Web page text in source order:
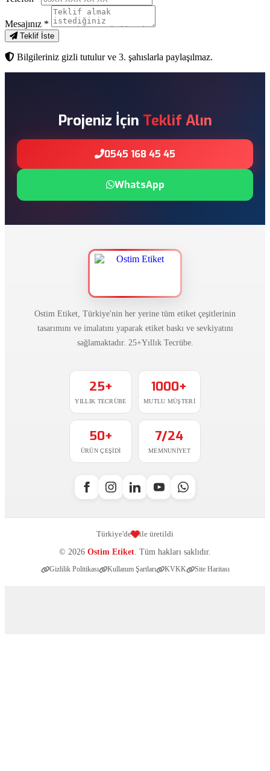
Mesajınız *
Teklif İste
Bilgileriniz gizli tutulur ve 3. şahıslarla paylaşılmaz.
Projeniz İçin Teklif Alın
0545 168 45 45
WhatsApp
Ostim Etiket, Türkiye'nin her yerine tüm etiket çeşitlerinin
tasarımını ve imalatını yaparak etiket baskı ve sevkiyatını
sağlamaktadır. 25+Yıllık Tecrübe.
25+
YILLIK TECRÜBE
1000+
MUTLU MÜŞTERI
50+
ÜRÜN ÇEŞIDI
7/24
MEMNUNIYET
© 2026 Ostim Etiket . Tüm hakları saklıdır.
Türkiye'de ile üretildi
Gizlilik Politikası Kullanım Şartları KVKK Site Haritası